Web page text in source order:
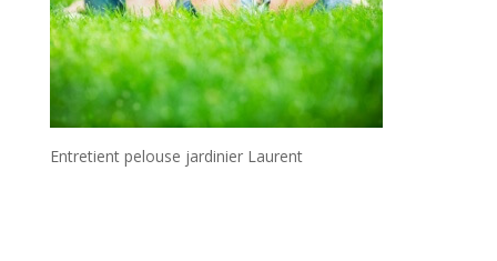
Entretient pelouse jardinier Laurent